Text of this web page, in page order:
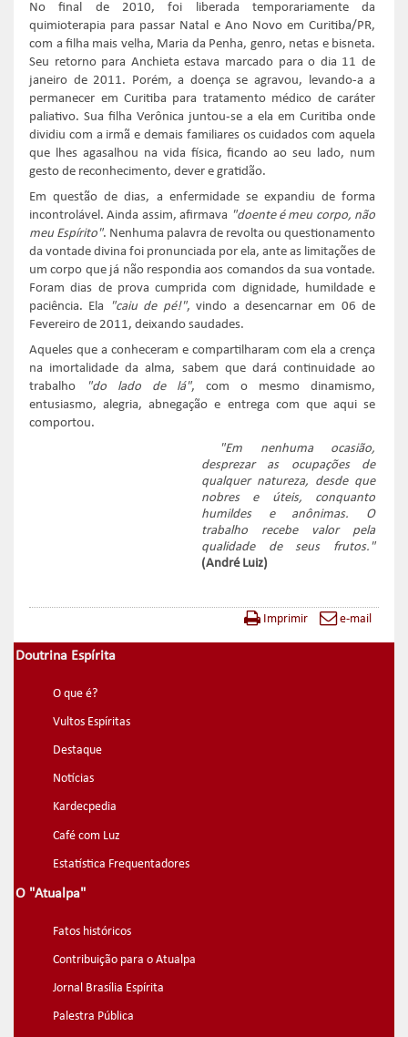
No final de 2010, foi liberada temporariamente da
quimioterapia para passar Natal e Ano Novo em Curitiba/PR,
com a filha mais velha, Maria da Penha, genro, netas e bisneta.
Seu retorno para Anchieta estava marcado para o dia 11 de
janeiro de 2011. Porém, a doença se agravou, levando-a a
permanecer em Curitiba para tratamento médico de caráter
paliativo. Sua filha Verônica juntou-se a ela em Curitiba onde
dividiu com a irmã e demais familiares os cuidados com aquela
que lhes agasalhou na vida física, ficando ao seu lado, num
gesto de reconhecimento, dever e gratidão.
Em questão de dias, a enfermidade se expandiu de forma
incontrolável. Ainda assim, afirmava "doente é meu corpo, não
meu Espírito". Nenhuma palavra de revolta ou questionamento
da vontade divina foi pronunciada por ela, ante as limitações de
um corpo que já não respondia aos comandos da sua vontade.
Foram dias de prova cumprida com dignidade, humildade e
paciência. Ela
"caiu de pé!", vindo a desencarnar em 06 de
Fevereiro de 2011, deixando saudades.
Aqueles que a conheceram e compartilharam com ela a crença
na imortalidade da alma, sabem que dará continuidade ao
trabalho
"do lado de lá", com o mesmo dinamismo,
entusiasmo, alegria, abnegação e entrega com que aqui se
comportou.
"Em nenhuma ocasião,
desprezar as ocupações de
qualquer natureza, desde que
nobres e úteis, conquanto
humildes e anônimas. O
trabalho recebe valor pela
qualidade de seus frutos."
(André Luiz)
Imprimir e-mail
Doutrina Espírita
O que é?
Vultos Espíritas
Destaque
Notícias
Kardecpedia
Café com Luz
Estatística Frequentadores
O "Atualpa"
Fatos históricos
Contribuição para o Atualpa
Jornal Brasília Espírita
Palestra Pública